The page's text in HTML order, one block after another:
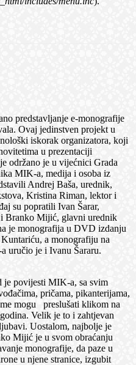
predstavljanje e-monografije
Ovaj jedinstven projekt u
iskorak organizatora, koji
u prezentaciji
održano je u vijećnici Grada
MIK-a, medija i osoba iz
Andrej Baša, urednik,
Kristina Riman, lektor i
su popratili Ivan Šarar,
Branko Mijić, glavni urednik
je monografija u DVD izdanju
a monografiju na
uručio je i Ivanu Šararu.
je povijesti MIK-a, sa svim
pričama, pikanterijama,
mogu preslušati klikom na
Velik je to i zahtjevan
Uostalom, najbolje je
Mijić je u svom obraćanju
monografije, da paze u
u njene stranice, izgubit